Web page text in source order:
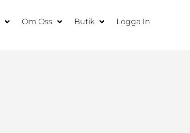
Om Oss Butik Logga In